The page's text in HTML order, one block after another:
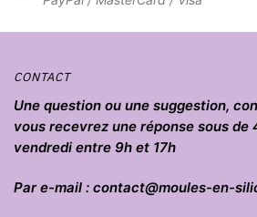
CONTACT
Une question ou une suggestion,
vous recevrez une réponse sous de
vendredi entre 9h et 17h
Par e-mail : contact@moules-en-